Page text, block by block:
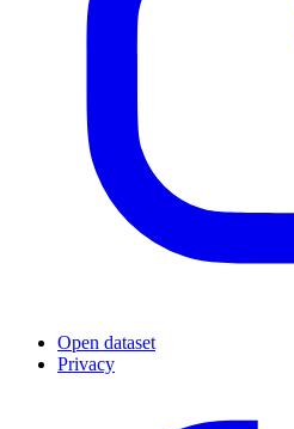
Open dataset
Privacy